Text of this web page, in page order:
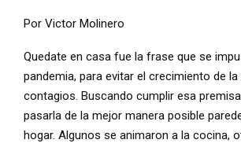
Por Victor Molinero
Quedate en casa fue la frase que se
pandemia, para evitar el crecimiento de la
contagios. Buscando cumplir esa
pasarla de la mejor manera posible
hogar. Algunos se animaron a la cocina,